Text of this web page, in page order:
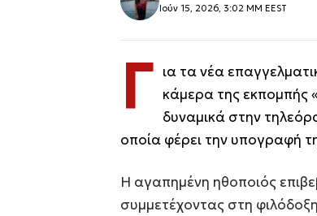
Ιούν 15, 2026, 3:02 ΜΜ EEST
Γ ια τα νέα
κάμερα της εκπομπής
δυναμικά στην
οποία φέρει την υπογραφή
Η αγαπημένη ηθοποιός
συμμετέχοντας στη